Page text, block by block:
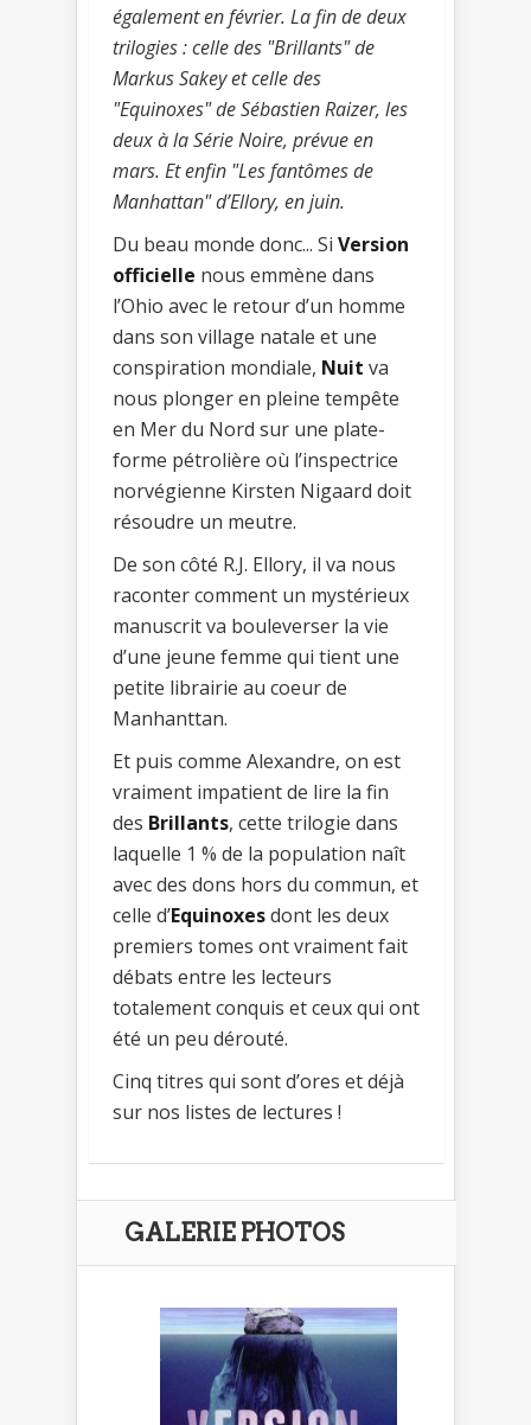
également en février. La fin de deux
trilogies : celle des "Brillants" de
Markus Sakey et celle des
"Equinoxes" de Sébastien Raizer, les
deux à la Série Noire, prévue en
mars. Et enfin "Les fantômes de
Manhattan" d’Ellory, en juin.
Du beau monde donc... Si Version
officielle nous emmène dans
l’Ohio avec le retour d’un homme
dans son village natale et une
conspiration mondiale, Nuit va
nous plonger en pleine tempête
en Mer du Nord sur une plate-
forme pétrolière où l’inspectrice
norvégienne Kirsten Nigaard doit
résoudre un meutre.
De son côté R.J. Ellory, il va nous
raconter comment un mystérieux
manuscrit va bouleverser la vie
d’une jeune femme qui tient une
petite librairie au coeur de
Manhanttan.
Et puis comme Alexandre, on est
vraiment impatient de lire la fin
des Brillants, cette trilogie dans
laquelle 1 % de la population naît
avec des dons hors du commun, et
celle d’Equinoxesdont les deux
premiers tomes ont vraiment fait
débats entre les lecteurs
totalement conquis et ceux qui ont
été un peu dérouté.
Cinq titres qui sont d’ores et déjà
sur nos listes de lectures !
GALERIE PHOTOS